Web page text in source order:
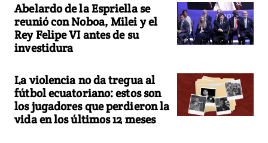
Abelardo de la Espriella se
reunió con Noboa, Milei y el
Rey Felipe VI antes de su
investidura
La violencia no da tregua al
fútbol ecuatoriano: estos son
los jugadores que perdieron la
vida en los últimos 12 meses